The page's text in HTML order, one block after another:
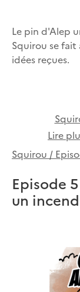
Le pin d'Alep
Squirou se
idées reçues.
Lire
Squirou /
Episode
un